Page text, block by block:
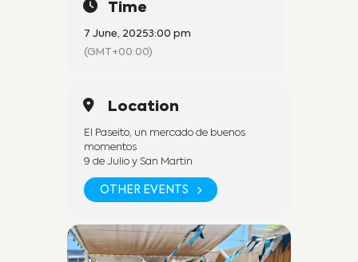
Time
7 June, 20253:00 pm
(GMT+00:00)
Location
El Paseito, un mercado de buenos
momentos
9 de Julio y San Martin
OTHER EVENTS